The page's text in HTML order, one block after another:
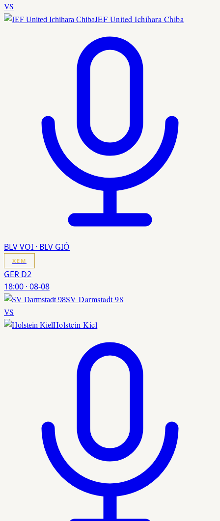
VS
JEF United Ichihara Chiba
BLV VOI · BLV GIÓ
XEM
GER D2
18:00 · 08-08
SV Darmstadt 98
VS
Holstein Kiel